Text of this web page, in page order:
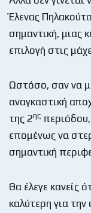
Έλενας
σημαντική, μιας
επιλογή στις
Ωστόσο, σαν να
αναγκαστική
της 2ης περιόδου,
επομένως να
σημαντική
Θα έλεγε κανείς
καλύτερη για